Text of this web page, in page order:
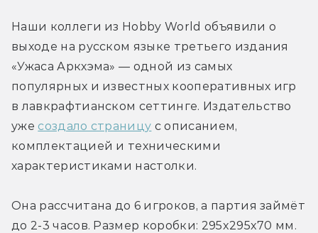
Наши коллеги из Hobby World объявили о
выходе на русском языке третьего издания
«Ужаса Аркхэма» — одной из самых
популярных и известных кооперативных игр
в лавкрафтианском сеттинге. Издательство
уже создало страницу с описанием,
комплектацией и техническими
характеристиками настолки.
Она рассчитана до 6 игроков, а партия займёт
до 2-3 часов. Размер коробки: 295x295x70 мм.